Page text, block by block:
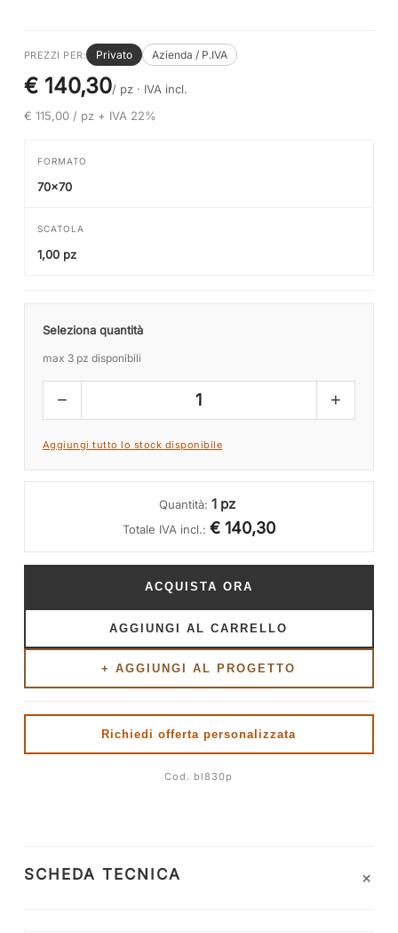
PREZZI PER: Privato Azienda / P.IVA
€ 140,30/ pz · IVA incl.
€ 115,00 / pz + IVA 22%
FORMATO
70x70
SCATOLA
1,00 pz
Seleziona quantità
max 3 pz disponibili
− 1 +
Aggiungi tutto lo stock disponibile
Quantità: 1 pz
Totale IVA incl.: € 140,30
ACQUISTA ORA
AGGIUNGI AL CARRELLO
+ AGGIUNGI AL PROGETTO
Richiedi offerta personalizzata
Cod. bl830p
SCHEDA TECNICA +